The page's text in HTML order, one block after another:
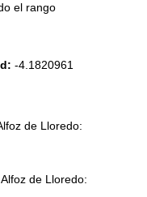
el rango
-4.1820961
de Lloredo:
de Lloredo: